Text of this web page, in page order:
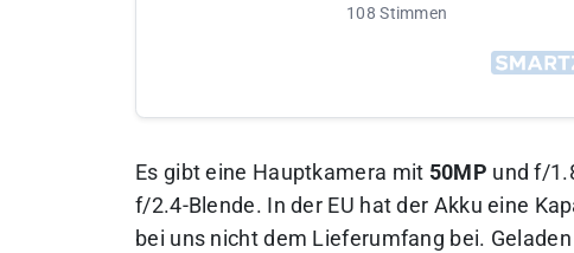
108 Stimmen
Es gibt eine Hauptkamera mit 50MP und f/
f/2.4-Blende. In der EU hat der Akku eine
bei uns nicht dem Lieferumfang bei.